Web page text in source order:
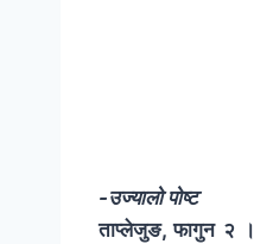
-उज्यालो पोष्ट
ताप्लेजुङ, फागुन २ ।